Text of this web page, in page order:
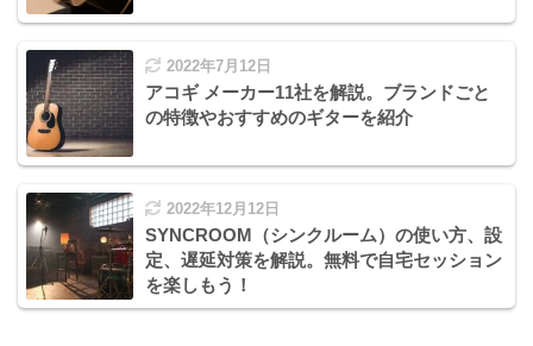
2022年7月12日
アコギ メーカー11社を解説。ブランドごと
の特徴やおすすめのギターを紹介
2022年12月12日
SYNCROOM（シンクルーム）の使い方、設
定、遅延対策を解説。無料で自宅セッション
を楽しもう！